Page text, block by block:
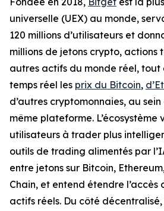
universelle (UEX) au monde,
120 millions d’utilisateurs et
millions de jetons crypto, actions
autres actifs du monde réel, tout
temps réel les prix du Bitcoin,
d’autres cryptomonnaies, au sein
même plateforme. L’écosystème
utilisateurs à trader plus
outils de trading alimentés par
entre jetons sur Bitcoin,
Chain, et entend étendre l’accès
actifs réels. Du côté décentralisé,